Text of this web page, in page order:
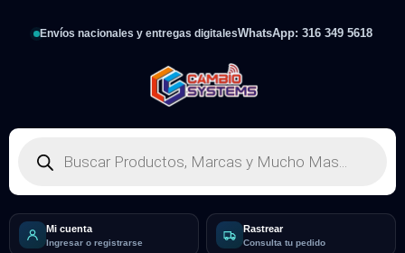
Envíos nacionales y entregas digitalesWhatsApp: 316 349 5618
Mi cuenta
Ingresar o registrarse
Rastrear
Consulta tu pedido